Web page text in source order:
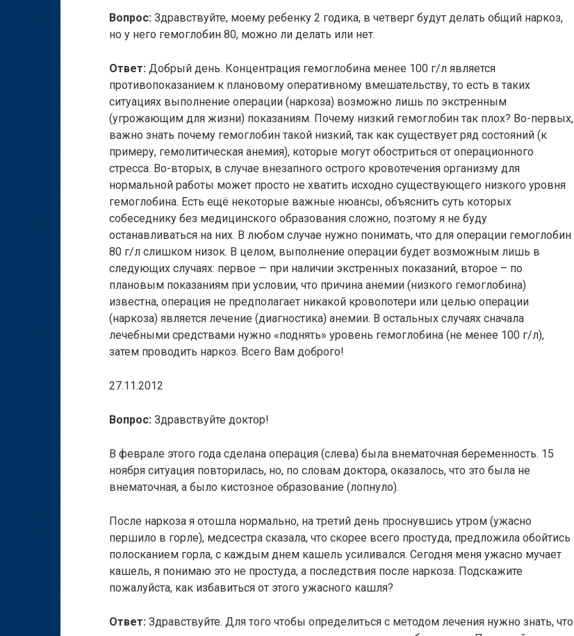
Вопрос: Здравствуйте, моему ребенку 2 годика, в четверг будут делать общий наркоз,
но у него гемоглобин 80, можно ли делать или нет.
Ответ: Добрый день. Концентрация гемоглобина менее 100 г/л является
противопоказанием к плановому оперативному вмешательству, то есть в таких
ситуациях выполнение операции (наркоза) возможно лишь по экстренным
(угрожающим для жизни) показаниям. Почему низкий гемоглобин так плох? Во-первых,
важно знать почему гемоглобин такой низкий, так как существует ряд состояний (к
примеру, гемолитическая анемия), которые могут обостриться от операционного
стресса. Во-вторых, в случае внезапного острого кровотечения организму для
нормальной работы может просто не хватить исходно существующего низкого уровня
гемоглобина. Есть ещё некоторые важные нюансы, объяснить суть которых
собеседнику без медицинского образования сложно, поэтому я не буду
останавливаться на них. В любом случае нужно понимать, что для операции гемоглобин
80 г/л слишком низок. В целом, выполнение операции будет возможным лишь в
следующих случаях: первое — при наличии экстренных показаний, второе – по
плановым показаниям при условии, что причина анемии (низкого гемоглобина)
известна, операция не предполагает никакой кровопотери или целью операции
(наркоза) является лечение (диагностика) анемии. В остальных случаях сначала
лечебными средствами нужно «поднять» уровень гемоглобина (не менее 100 г/л),
затем проводить наркоз. Всего Вам доброго!
27.11.2012
Вопрос: Здравствуйте доктор!
В феврале этого года сделана операция (слева) была внематочная беременность. 15
ноября ситуация повторилась, но, по словам доктора, оказалось, что это была не
внематочная, а было кистозное образование (лопнуло).
После наркоза я отошла нормально, на третий день проснувшись утром (ужасно
першило в горле), медсестра сказала, что скорее всего простуда, предложила обойтись
полосканием горла, с каждым днем кашель усиливался. Сегодня меня ужасно мучает
кашель, я понимаю это не простуда, а последствия после наркоза. Подскажите
пожалуйста, как избавиться от этого ужасного кашля?
Ответ: Здравствуйте. Для того чтобы определиться с методом лечения нужно знать, что